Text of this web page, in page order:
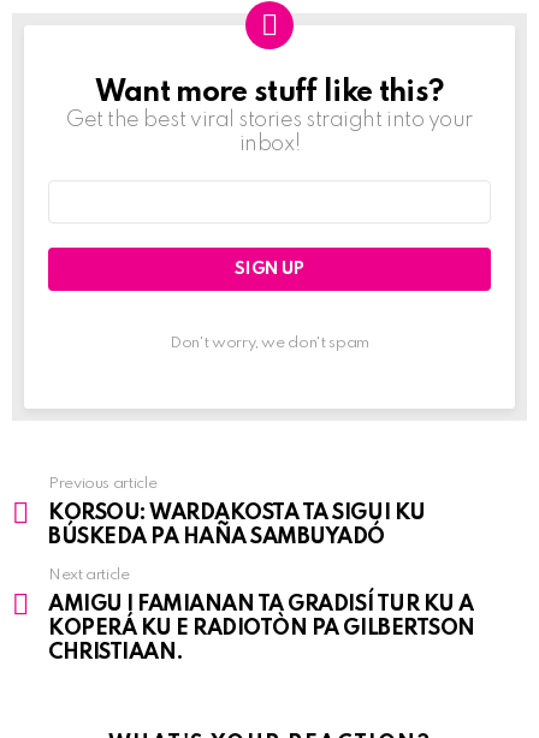
NEWSLETTER
Want more stuff like this?
Get the best viral stories straight into your
inbox!
Don't worry, we don't spam
See
more
Previous article
KORSOU: WARDAKOSTA TA SIGUI KU
BÚSKEDA PA HAÑA SAMBUYADÓ
Next article
AMIGU I FAMIANAN TA GRADISÍ TUR KU A
KOPERÁ KU E RADIOTÒN PA GILBERTSON
CHRISTIAAN.